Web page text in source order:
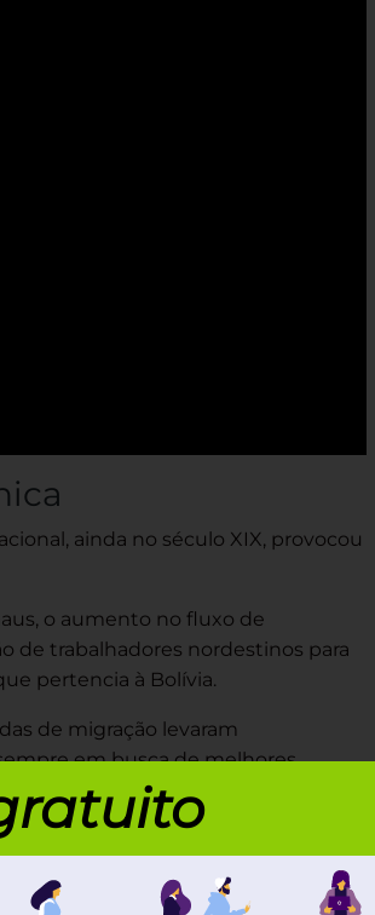
ainda no século XIX, provocou
o aumento no fluxo de
de trabalhadores nordestinos para
pertencia à Bolívia.
de migração levaram
em busca de melhores
em especial com nordestinos, que
período da
Segunda Guerra Mundial